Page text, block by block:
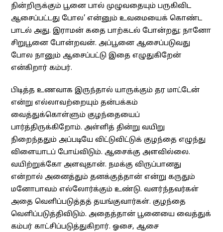
நின்றிருக்கும் பூனை பால் முழுவதையும் பருகிவிட
ஆசைப்பட்டது போல’ என்னும் உவமையைக் கொண்ட
பாடல் அது. இராமன் கதை பாற்கடல் போன்றது; நானோ
சிறுபூனை போன்றவன். அப்பூனை ஆசைப்படுவது
போல நானும் ஆசைப்பட்டு இதை எழுதுகிறேன்
என்கிறார் கம்பர்.
பிடித்த உணவாக இருந்தால் யாருக்கும் தர மாட்டேன்
என்று எல்லாவற்றையும் தன்பக்கம்
வைத்துக்கொள்ளும் குழந்தையைப்
பார்த்திருக்கிறோம். அள்ளித் தின்று வயிறு
நிறைந்ததும் அப்படியே விட்டுவிட்டுக் குழந்தை எழுந்து
விளையாடப் போய்விடும். ஆசைக்கு அளவில்லை.
வயிற்றுக்கோ அளவுதான். நமக்கு விருப்பானது
என்றால் அனைத்தும் தனக்குத்தான் என்று கருதும்
மனோபாவம் எல்லோர்க்கும் உண்டு. வளர்ந்தவர்கள்
அதை வெளிப்படுத்தத் தயங்குவார்கள். குழந்தை
வெளிப்படுத்திவிடும். அதைத்தான் பூனையை வைத்துக்
கம்பர் காட்சிப்படுத்துகிறார். ஓசை, ஆசை